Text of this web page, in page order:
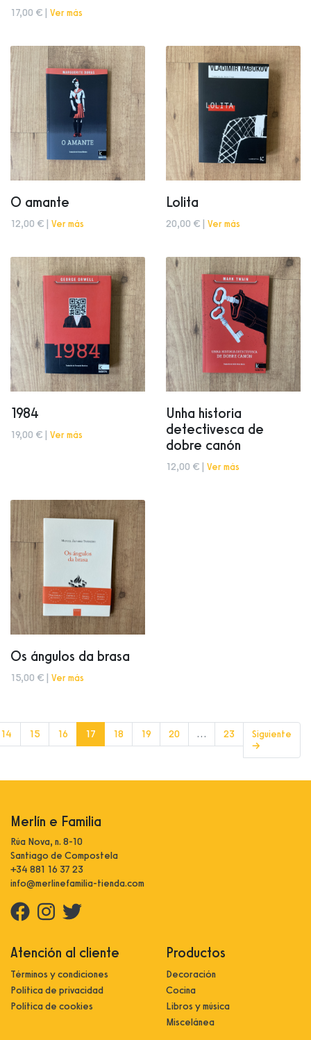
17,00 € | Ver más
O amante
12,00 € | Ver más
Lolita
20,00 € | Ver más
1984
19,00 € | Ver más
Unha historia
detectivesca de
dobre canón
12,00 € | Ver más
Os ángulos da brasa
15,00 € | Ver más
14 15 16 17 (current)
18 19 20 … 23
Siguiente
→
Merlín e Familia
Rúa Nova, n. 8-10
Santiago de Compostela
+34 881 16 37 23
info@merlinefamilia-tienda.com
Atención al cliente
Términos y condiciones
Política de privacidad
Política de cookies
Productos
Decoración
Cocina
Libros y música
Miscelánea